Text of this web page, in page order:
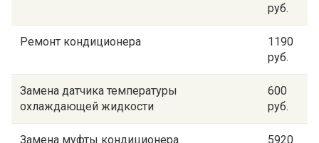
руб.
Ремонт кондиционера
1190
руб.
Замена датчика температуры
охлаждающей жидкости
600
руб.
Замена муфты кондиционера
5920